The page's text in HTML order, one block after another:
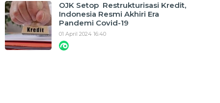
OJK Setop Restrukturisasi Kredit,
Indonesia Resmi Akhiri Era
Pandemi Covid-19
01 April 2024 16:40